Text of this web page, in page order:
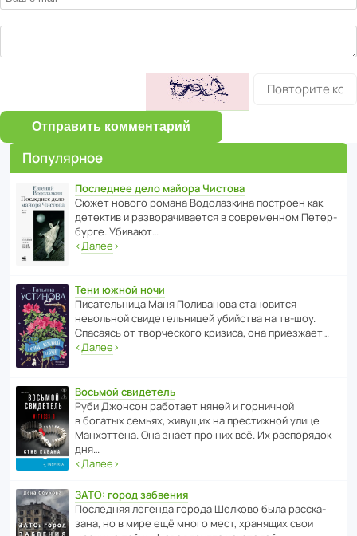
Отправить комментарий
Популярное
Последнее дело майора Чистова
Сюжет нового романа Водо­ла­з­кина пост­роен как
дете­ктив и разво­ра­чи­ва­ется в совре­менном Пете­р­
бурге. Убивают…
‹Далее›
Тени южной ночи
Писа­тель­ница Маня Поли­ва­нова стано­вится
невольной свиде­тель­ницей убийства на тв-шоу.
Спасаясь от твор­че­с­кого кризиса, она приезжает…
‹Далее›
Восьмой свидетель
Руби Джонсон рабо­тает няней и горни­чной
в богатых семьях, живущих на прес­ти­жной улице
Манх­эт­тена. Она знает про них всё. Их распо­рядок
дня…
‹Далее›
ЗАТО: город забвения
После­дняя легенда города Шелково была расска­
зана, но в мире ещё много мест, хранящих свои